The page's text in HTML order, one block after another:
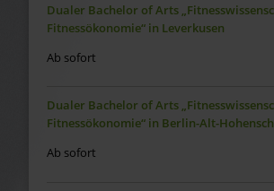
Dualer Bachelor of Arts
Fitnessökonomie“ in Leverkusen
Ab sofort
Dualer Bachelor of Arts
Fitnessökonomie“ in Berlin-Alt-
Ab sofort